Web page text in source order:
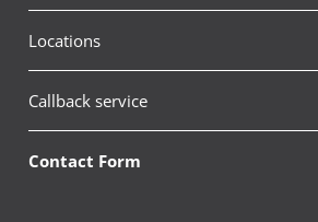
Locations
Callback service
Contact Form